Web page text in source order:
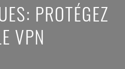
PROTÉGEZ
VPN